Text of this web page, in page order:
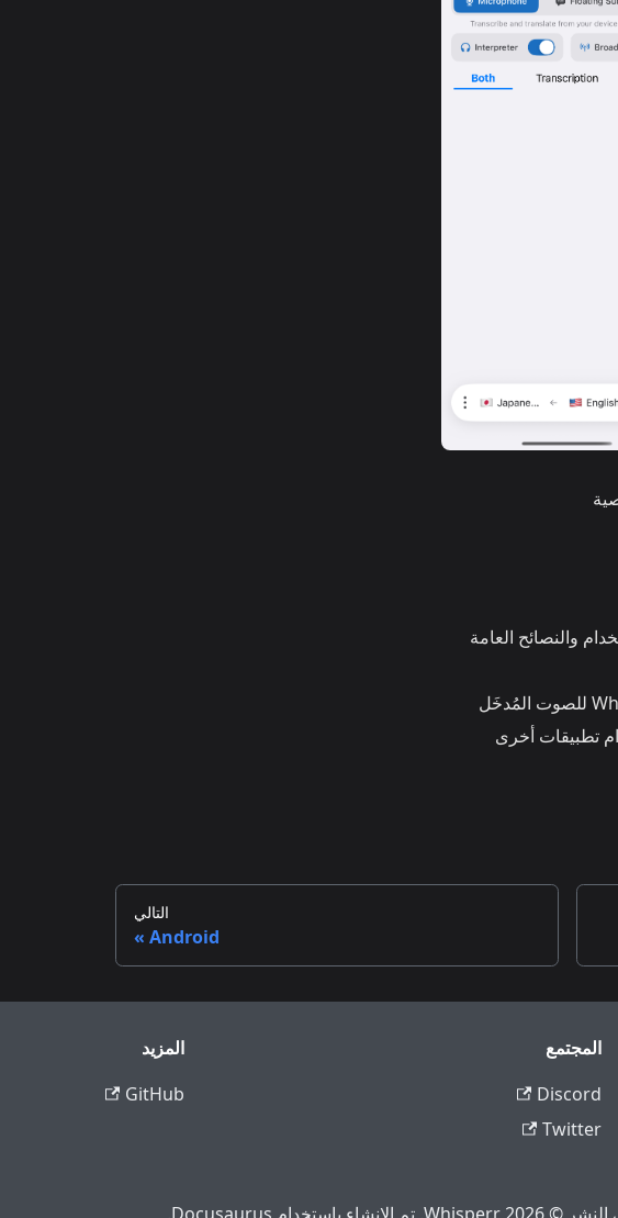
والنصائح العامة
تطبيقات أخرى
التالي
Android
المجتمع
Discord
Twitter
المزيد
GitHub